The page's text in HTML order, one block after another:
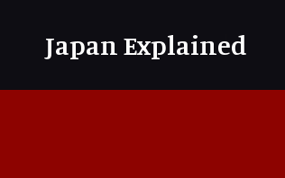
Japan Explained